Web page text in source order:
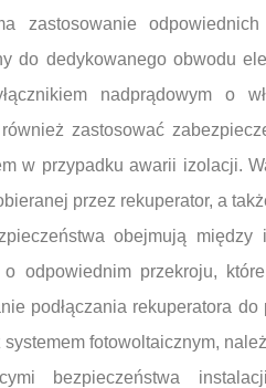
zastosowanie
do dedykowanego obwodu
nadprądowym o
zastosować
w przypadku awarii izolacji.
przez rekuperator, a
obejmują między
o odpowiednim przekroju,
podłączania rekuperatora
fotowoltaicznym,
bezpieczeństwa